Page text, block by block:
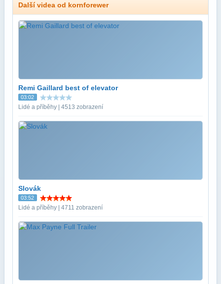
Další videa od kornforewer
Remi Gaillard best of elevator
03:02
Lidé a příběhy | 4513 zobrazení
Slovák
03:52
Lidé a příběhy | 4711 zobrazení